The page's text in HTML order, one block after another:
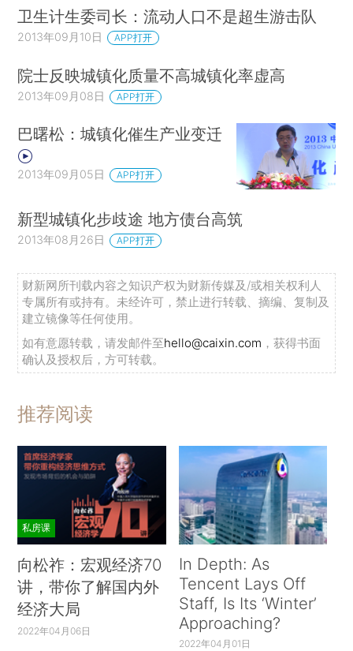
卫生计生委司长：流动人口不是超生游击队
2013年09月10日 APP打开
院士反映城镇化质量不高城镇化率虚高
2013年09月08日 APP打开
巴曙松：城镇化催生产业变迁
2013年09月05日 APP打开
新型城镇化步歧途 地方债台高筑
2013年08月26日 APP打开
财新网所刊载内容之知识产权为财新传媒及/或相关权利人
专属所有或持有。未经许可，禁止进行转载、摘编、复制及
建立镜像等任何使用。
如有意愿转载，请发邮件至hello@caixin.com ，获得书面
确认及授权后，方可转载。
推荐阅读
私房课
向松祚：宏观经济70
讲，带你了解国内外
经济大局
2022年04月06日
In Depth: As
Tencent Lays Off
Staff, Is Its ‘Winter’
Approaching?
2022年04月01日